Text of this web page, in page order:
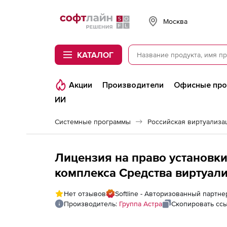
Softline
Москва
КАТАЛОГ
Акции Производители Офисные
ИИ
Системные программы
Лицензия на право
комплекса Средства
Linux (Брест Стандарт),
неограниченным
Нет отзывов
Softline - Авторизованный
Производитель: Группа Астра Скопировать